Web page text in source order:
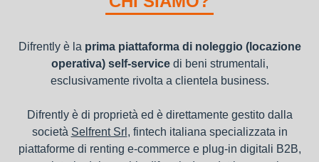
canoni di noleggio sono deducibili ai fini IRES e IRAP
Difrently è la prima piattaforma di noleggio (locazione
operativa) self-servicedi beni strumentali,
esclusivamente rivolta a clientela business.
Difrently è di proprietà ed è direttamente gestito dalla
società Selfrent Srl , fintech italiana specializzata in
piattaforme di renting e-commerce e plug-in digitali B2B,